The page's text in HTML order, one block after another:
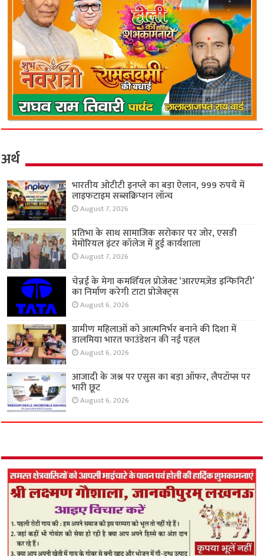
अर्थ
भारतीय ओटीटी इनप्ले का बड़ा ऐलान, 999 रुपये में
लाइफटाइम सब्सक्रिप्शन लॉन्च
August 7, 2026
प्रतिभा के साथ सामाजिक सरोकार पर जोर, एसडी
मेमोरियल इंटर कॉलेज में हुई कार्यशाला
August 7, 2026
चेन्नई के मेगा कमर्शियल प्रोजेक्ट ‘आरएमज़ेड इन्फिनिटी’
का निर्माण करेगी टाटा प्रोजेक्ट्स
August 6, 2026
ग्रामीण महिलाओं को आत्मनिर्भर बनाने की दिशा में
डालमिया भारत फाउंडेशन की नई पहल
August 6, 2026
आजादी के जश्न पर एसुस का बड़ा ऑफर, लैपटॉप्स पर
भारी छूट
August 6, 2026